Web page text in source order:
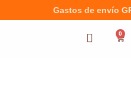
Gastos de envío
0